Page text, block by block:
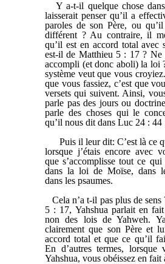
Y a-t-il quelque chose
laisserait penser qu’il a
paroles de son Père, ou
différent ? Au contraire, il
qu’il est en accord total avec
est-il de Matthieu 5 : 17 ? Ne
accompli (et donc aboli) la loi
système veut que vous
que vous fassiez, c’est que
versets qui suivent. Ainsi,
parle pas des jours ou
parle des choses qui le
qu’il nous dit dans Luc 24 : 44
Puis il leur dit: C’est là ce
lorsque j’étais encore avec
que s’accomplisse tout ce
dans la loi de Moïse, dans
dans les psaumes.
Cela n’a t-il pas plus de
5 : 17, Yahshua parlait en
non des lois de Yahweh.
clairement que son Père et
accord total et que ce qu’il
En d’autres termes, lorsque
Yahshua, vous obéissez en fait